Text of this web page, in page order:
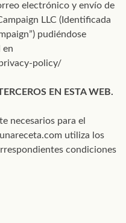
electrónico y envío de
LLC (Identificada
pudiéndose
en
policy/
EN ESTA WEB.
necesarios para el
utiliza los
condiciones